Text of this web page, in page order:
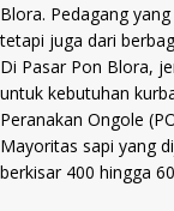
Blora. Pedagang
tetapi juga dari
Di Pasar Pon Blora,
untuk kebutuhan
Peranakan Ongole
Mayoritas sapi yang
berkisar 400 hingga